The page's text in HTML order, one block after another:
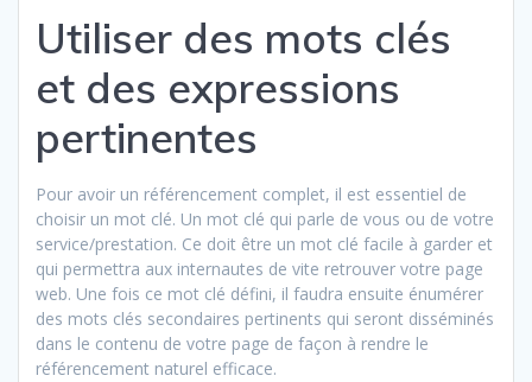
Utiliser des mots clés
et des expressions
pertinentes
Pour avoir un référencement complet, il est essentiel de
choisir un mot clé. Un mot clé qui parle de vous ou de votre
service/prestation. Ce doit être un mot clé facile à garder et
qui permettra aux internautes de vite retrouver votre page
web. Une fois ce mot clé défini, il faudra ensuite énumérer
des mots clés secondaires pertinents qui seront disséminés
dans le contenu de votre page de façon à rendre le
référencement naturel efficace.